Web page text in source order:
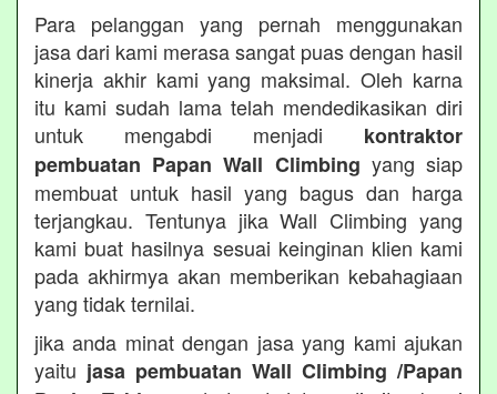
Para pelanggan yang pernah menggunakan
jasa dari kami merasa sangat puas dengan hasil
kinerja akhir kami yang maksimal. Oleh karna
itu kami sudah lama telah mendedikasikan diri
untuk mengabdi menjadi kontraktor
pembuatan Papan Wall Climbing yang siap
membuat untuk hasil yang bagus dan harga
terjangkau. Tentunya jika Wall Climbing yang
kami buat hasilnya sesuai keinginan klien kami
pada akhirmya akan memberikan kebahagiaan
yang tidak ternilai.
jika anda minat dengan jasa yang kami ajukan
yaitu jasa pembuatan Wall Climbing /Papan